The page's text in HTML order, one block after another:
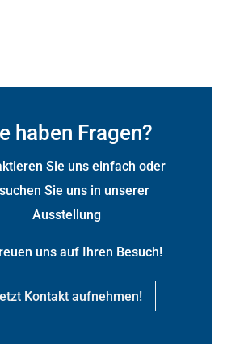
haben Fragen?
Sie uns einfach oder
Sie uns in unserer
Ausstellung
uns auf Ihren Besuch!
Kontakt aufnehmen!